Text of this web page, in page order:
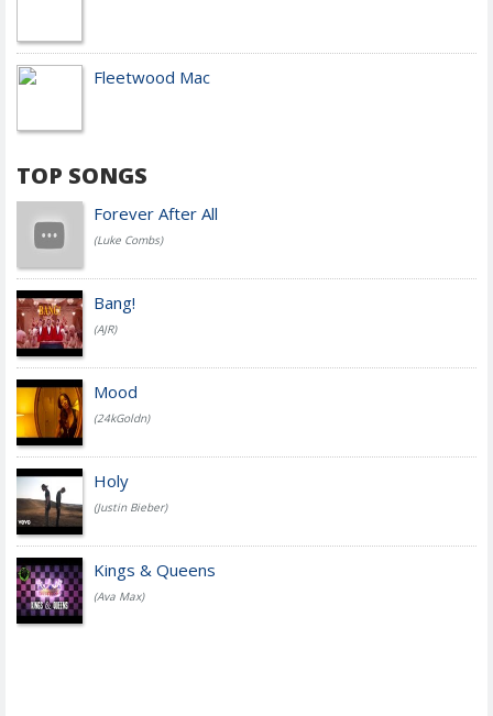
Fleetwood Mac
TOP SONGS
Forever After All
(Luke Combs)
Bang!
(AJR)
Mood
(24kGoldn)
Holy
(Justin Bieber)
Kings & Queens
(Ava Max)